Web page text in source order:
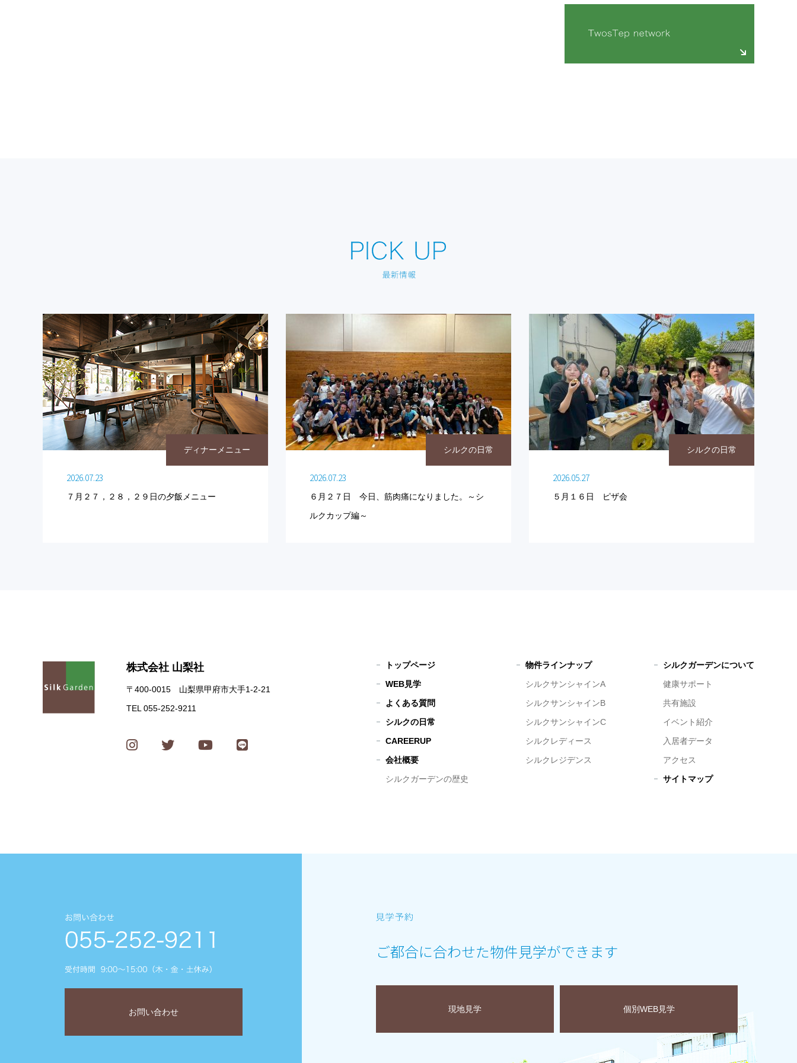
ディナーメニュー
2026.07.23
７月２７，２８，２９日の夕飯メニュー
シルクの日常
2026.07.23
６月２７日 今日、筋肉痛になりました。～シ
ルクカップ編～
シルクの日常
2026.05.27
５月１６日 ピザ会
株式会社 山梨社
〒400-0015 山梨県甲府市大手1-2-21
TEL 055-252-9211
トップページ
WEB見学
よくある質問
シルクの日常
CAREERUP
会社概要
シルクガーデンの歴史
物件ラインナップ
シルクサンシャインA
シルクサンシャインB
シルクサンシャインC
シルクレディース
シルクレジデンス
シルクガーデンについて
健康サポート
共有施設
イベント紹介
入居者データ
アクセス
サイトマップ
お問い合わせ
ご都合に合わせた物件見学ができます
現地見学 個別WEB見学